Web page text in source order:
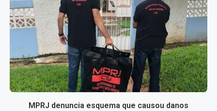
MPRJ denuncia esquema que causou danos